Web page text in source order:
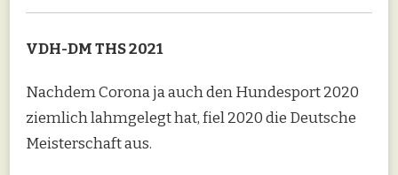
VDH-DM THS 2021
Nachdem Corona ja auch den Hundesport 2020
ziemlich lahmgelegt hat, fiel 2020 die Deutsche
Meisterschaft aus.